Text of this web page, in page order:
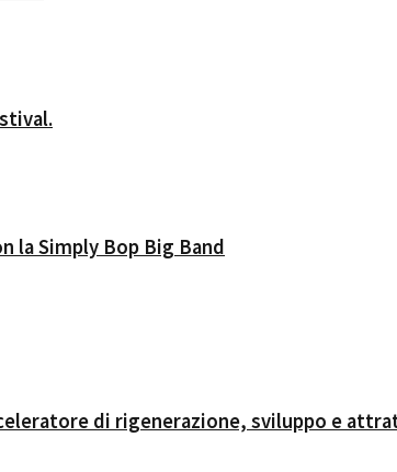
la Simply Bop Big Band
di rigenerazione, sviluppo e